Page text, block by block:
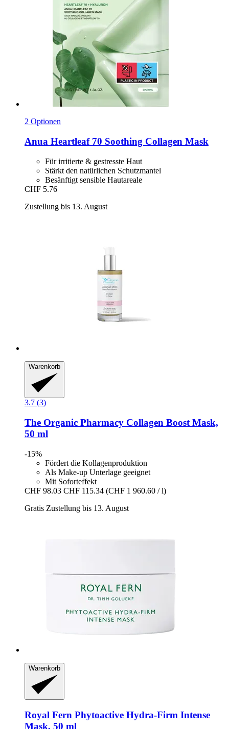
2 Optionen
Anua Heartleaf 70 Soothing Collagen Mask
Für irritierte & gestresste Haut
Stärkt den natürlichen Schutzmantel
Besänftigt sensible Hautareale
CHF 5.76
Zustellung bis 13. August
Warenkorb
3.7 (3)
The Organic Pharmacy Collagen Boost Mask,
50 ml
-15%
Fördert die Kollagenproduktion
Als Make-up Unterlage geeignet
Mit Soforteffekt
CHF 98.03 CHF 115.34 (CHF 1 960.60 / l)
Gratis Zustellung bis 13. August
Warenkorb
Royal Fern Phytoactive Hydra-​Firm Intense
Mask, 50 ml